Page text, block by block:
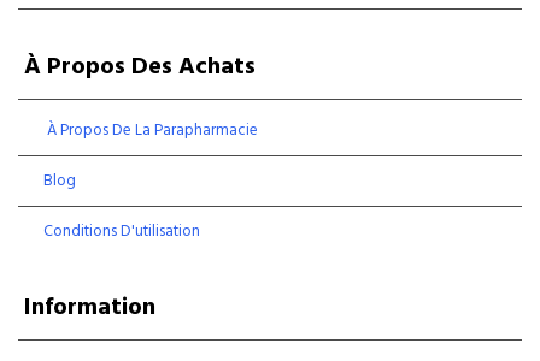
À Propos Des Achats
À Propos De La Parapharmacie
Blog
Conditions D'utilisation
Information